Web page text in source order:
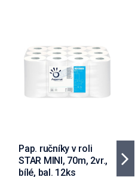
Pap. ručníky v roli
STAR MINI, 70m, 2vr.,
bílé, bal. 12ks